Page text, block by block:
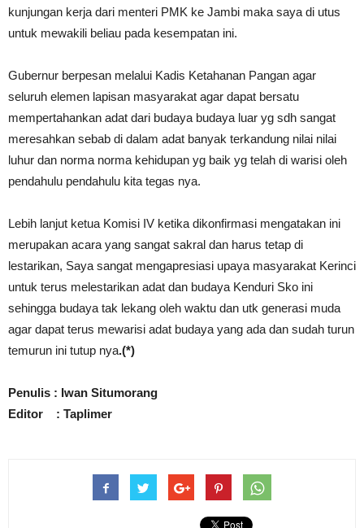
kunjungan kerja dari menteri PMK ke Jambi maka saya di utus
untuk mewakili beliau pada kesempatan ini.
Gubernur berpesan melalui Kadis Ketahanan Pangan agar
seluruh elemen lapisan masyarakat agar dapat bersatu
mempertahankan adat dari budaya budaya luar yg sdh sangat
meresahkan sebab di dalam adat banyak terkandung nilai nilai
luhur dan norma norma kehidupan yg baik yg telah di warisi oleh
pendahulu pendahulu kita tegas nya.
Lebih lanjut ketua Komisi IV ketika dikonfirmasi mengatakan ini
merupakan acara yang sangat sakral dan harus tetap di
lestarikan, Saya sangat mengapresiasi upaya masyarakat Kerinci
untuk terus melestarikan adat dan budaya Kenduri Sko ini
sehingga budaya tak lekang oleh waktu dan utk generasi muda
agar dapat terus mewarisi adat budaya yang ada dan sudah turun
temurun ini tutup nya.(*)
Penulis : Iwan Situmorang
Editor : Taplimer